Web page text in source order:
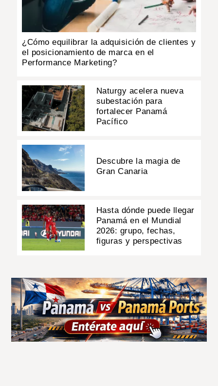
¿Cómo equilibrar la adquisición de clientes y
el posicionamiento de marca en el
Performance Marketing?
Naturgy acelera nueva
subestación para
fortalecer Panamá
Pacífico
Descubre la magia de
Gran Canaria
Hasta dónde puede llegar
Panamá en el Mundial
2026: grupo, fechas,
figuras y perspectivas